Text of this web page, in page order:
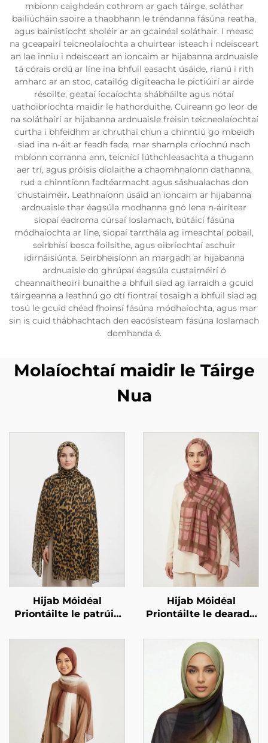
mbíonn caighdeán cothrom ar gach táirge, soláthar
bailiúcháin saoire a thaobhann le tréndanna fásúna reatha,
agus bainistíocht sholéir ar an gcainéal soláthair. I measc
na gceapairí teicneolaíochta a chuirtear isteach i ndeisceart
an lae inniu i ndeisceart an ioncaim ar hijabanna ardnuaisle
tá córais ordú ar líne ina bhfuil easacht úsáide, rianú i rith
amharc ar an stoc, catailóg digiteacha le pictiúirí ar airde
résoilte, geataí íocaíochta shábháilte agus nótaí
uathoibríochta maidir le hathorduithe. Cuireann go leor de
na soláthairí ar hijabanna ardnuaisle freisin teicneolaíochtaí
curtha i bhfeidhm ar chruthaí chun a chinntiú go mbeidh
siad ina n-áit ar feadh fada, mar shampla críochnú nach
mbíonn corranna ann, teicnící lúthchleasachta a thugann
aer trí, agus próisis díolaithe a chaomhnaíonn dathanna,
rud a chinntíonn fadtéarmacht agus sáshualachas don
chustaiméir. Leathnaíonn úsáid an ioncaim ar hijabanna
ardnuaisle thar éagsúla modhanna gnó lena n-áirítear
siopaí éadroma cúrsaí Ioslamach, bútáicí fásúna
módhaíochta ar líne, siopaí tarrthála ag imeachtaí pobail,
seirbhísí bosca foilsithe, agus oibríochtaí aschuir
idirnáisiúnta. Seirbheisíonn an margadh ar hijabanna
ardnuaisle do ghrúpaí éagsúla custaiméirí ó
cheannaitheoirí bunaithe a bhfuil siad ag iarraidh a gcuid
táirgeanna a leathnú go dtí fiontraí tosaigh a bhfuil siad ag
tosú le gcuid chéad fhoinsí fásúna módhaíochta, agus mar
sin is cuid thábhachtach den eacósísteam fásúna Ioslamach
domhanda é.
Molaíochtaí maidir le Táirge
Nua
Hijab Móidéal
Priontáilte le patrúin
leopaird
Hijab Móidéal
Priontáilte le dearadh